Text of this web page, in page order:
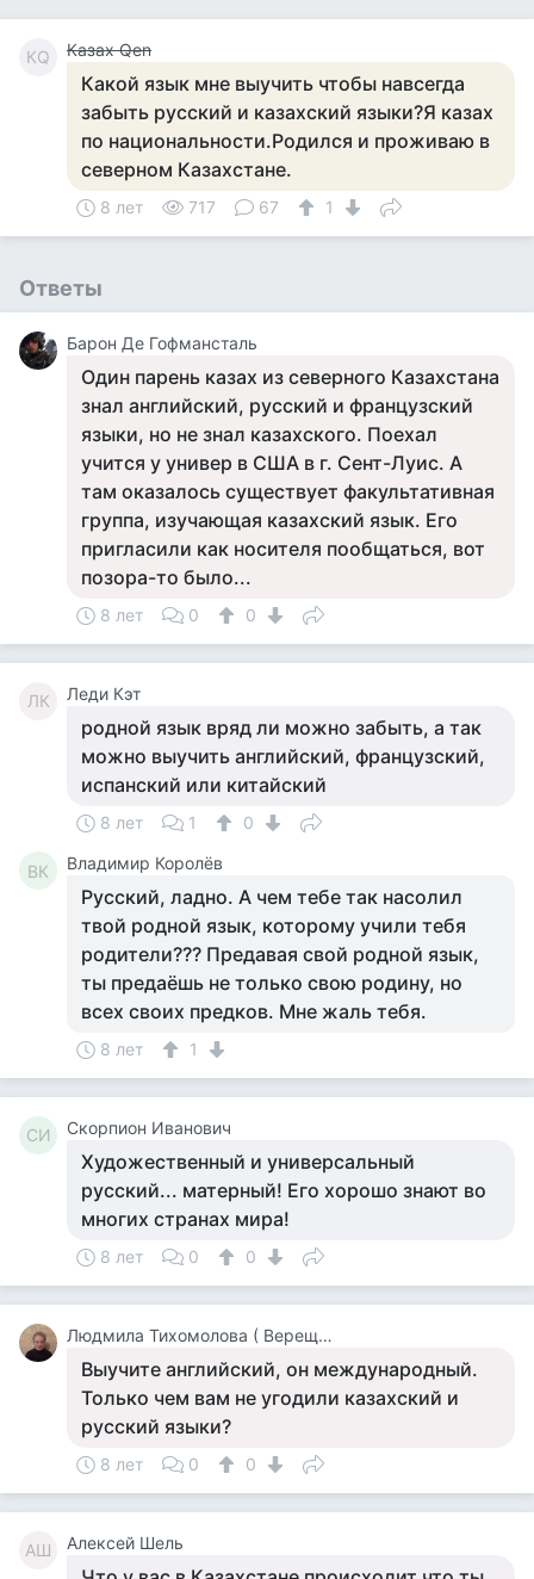
КQ Казах Qen
Какой язык мне выучить чтобы навсегда
забыть русский и казахский языки?Я казах
по национальности.Родился и проживаю в
северном Казахстане.
8 лет 717 67 1
Ответы
Барон Де Гофмансталь
Один парень казах из северного Казахстана
знал английский, русский и французский
языки, но не знал казахского. Поехал
учится у универ в США в г. Сент-Луис. А
там оказалось существует факультативная
группа, изучающая казахский язык. Его
пригласили как носителя пообщаться, вот
позора-то было...
8 лет 0 0
ЛК Леди Кэт
родной язык вряд ли можно забыть, а так
можно выучить английский, французский,
испанский или китайский
8 лет 1 0
ВК Владимир Королёв
Русский, ладно. А чем тебе так насолил
твой родной язык, которому учили тебя
родители??? Предавая свой родной язык,
ты предаёшь не только свою родину, но
всех своих предков. Мне жаль тебя.
8 лет 1
СИ Скорпион Иванович
Художественный и универсальный
русский... матерный! Его хорошо знают во
многих странах мира!
8 лет 0 0
Людмила Тихомолова ( Верещагина )
Выучите английский, он международный.
Только чем вам не угодили казахский и
русский языки?
8 лет 0 0
АШ Алексей Шель